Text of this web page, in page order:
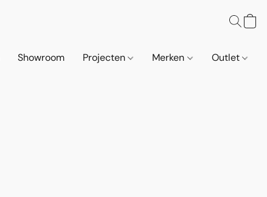
Showroom Projecten Merken Outlet